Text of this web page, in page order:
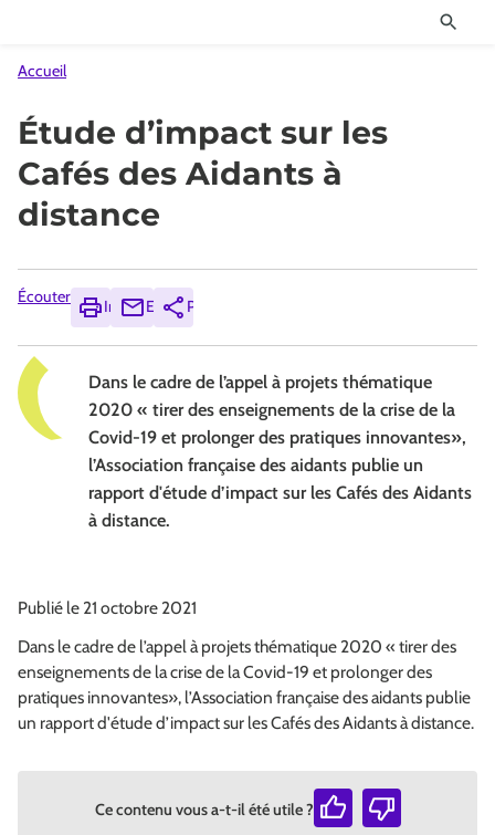
Accueil
Étude d’impact sur les
Cafés des Aidants à
distance
Écouter
ImprimerEnvoyerPartager
Dans le cadre de l’appel à projets thématique
2020 « tirer des enseignements de la crise de la
Covid-19 et prolonger des pratiques innovantes»,
l’Association française des aidants publie un
rapport d'étude d’impact sur les Cafés des Aidants
à distance.
Publié le 21 octobre 2021
Dans le cadre de l’appel à projets thématique 2020 « tirer des
enseignements de la crise de la Covid-19 et prolonger des
pratiques innovantes», l’Association française des aidants publie
un rapport d'étude d’impact sur les Cafés des Aidants à distance.
Ce contenu vous a-t-il été utile ?